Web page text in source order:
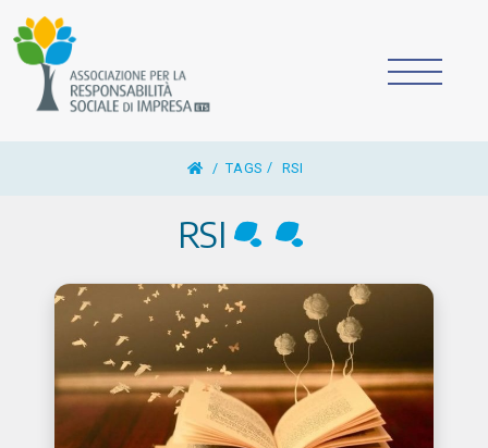
/ TAGS RSI
RSI